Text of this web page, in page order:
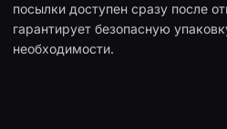
посылки доступен сразу после
гарантирует безопасную
необходимости.